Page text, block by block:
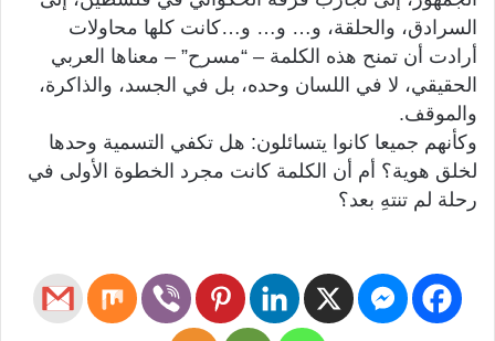
السرادق، والحلقة، و… و… و…كانت كلها محاولات
أرادت أن تمنح هذه الكلمة – “مسرح” – معناها العربي
الحقيقي، لا في اللسان وحده، بل في الجسد، والذاكرة،
والموقف.
وكأنهم جميعا كانوا يتسائلون: هل تكفي التسمية وحدها
لخلق هوية؟ أم أن الكلمة كانت مجرد الخطوة الأولى في
رحلة لم تنتهِ بعد؟